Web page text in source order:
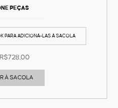
PEÇAS
PARA ADICIONÁ-LAS À SACOLA
À SACOLA